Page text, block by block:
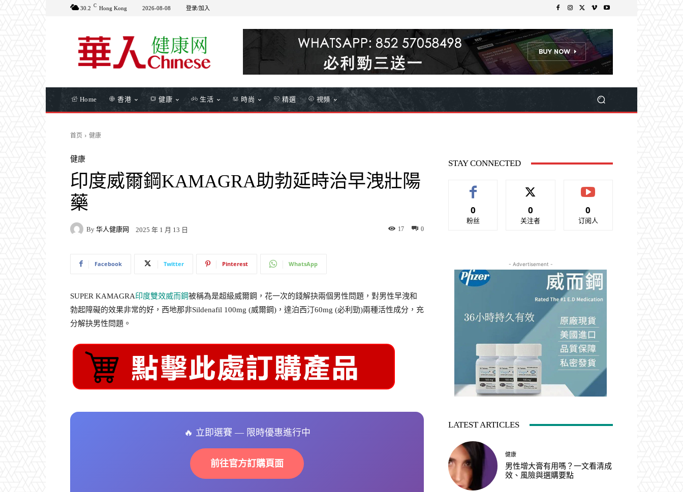
30.2 C Hong Kong 2026-08-08 登录/加入
Home 香港 健康 生活 時尚 精選 視頻
首页 健康
健康
印度威爾鋼KAMAGRA助勃延時治早洩壯陽
藥
By 华人健康网 2025 年 1 月 13 日 0
17
Facebook Twitter Pinterest WhatsApp
SUPER KAMAGRA印度雙效威而鋼被稱為是超級威爾鋼，花一次的錢解抉兩個男性問題，對男性早洩和
勃起障礙的效果非常的好，西地那非Sildenafil 100mg (威爾鋼)，達泊西汀60mg (必利勁)兩種活性成分，充
分解抉男性問題。
🔥 立即選賽 — 限時優惠進行中
前往官方訂購頁面
STAY CONNECTED
0
粉丝
0
关注者
0
订阅人
- Advertisement -
LATEST ARTICLES
健康
男性增大膏有用嗎？一文看清成
效、風險與選購要點